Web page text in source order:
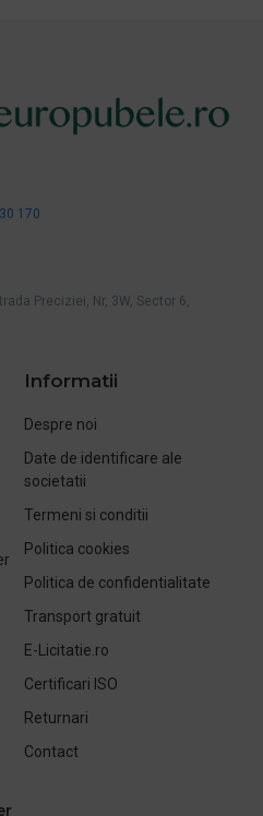
170
Preciziei, Nr, 3W, Sector 6,
Informatii
Despre noi
Date de identificare ale
societatii
Termeni si conditii
Politica cookies
Politica de confidentialitate
Transport gratuit
E-Licitatie.ro
Certificari ISO
Returnari
Contact